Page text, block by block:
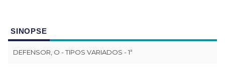
SINOPSE
DEFENSOR, O - TIPOS VARIADOS - 1ª